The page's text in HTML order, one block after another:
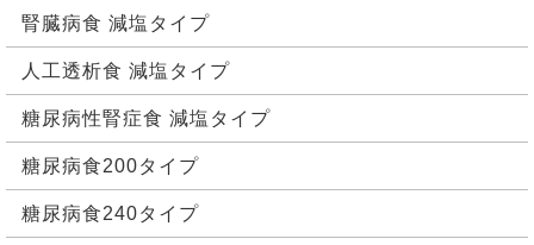
腎機能低下で老廃物が体外排泄されなくなってしまう
と、処理できない毒素は体内に留まり、疾病リスクを
高めてしまいます。なので、機能しない腎臓の代わり
に人工透析で老廃物除去を行い、ろ過された綺麗な血
液を体内に戻す治療が行なわれます。
腎機能低下は、食事によって腎臓に負担をかけないよ
う、医師の指示に従いながら摂取たんぱく質量を守る
糖尿病の原因・症状
糖尿病には、1型糖尿病、2型糖尿病、妊娠糖尿病など
の種類があります。気が付いた時には、既に病気が進
行している可能性がある自覚症状や、予兆症状なども
あります。糖尿病の進行には、腎臓・足・目の異常や
命に係わる病気まで、合併症へと繋がる恐れもあり、
しっかり健康管理を行うことが大事になります。
腎臓病食 減塩タイプ
人工透析食 減塩タイプ
糖尿病性腎症食 減塩タイプ
糖尿病食200タイプ
糖尿病食240タイプ